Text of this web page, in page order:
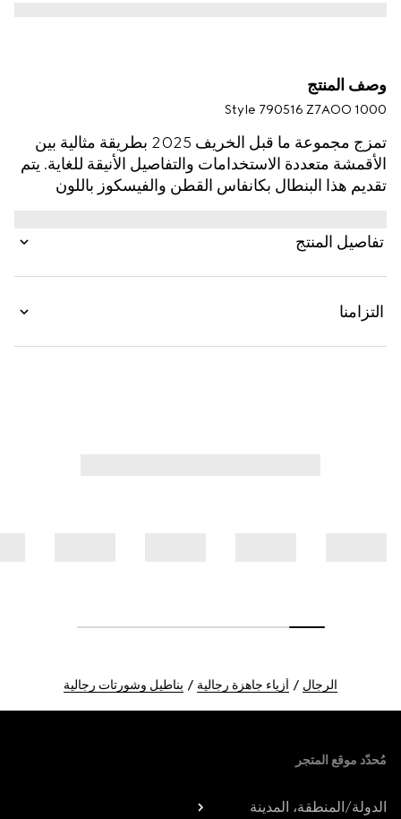
وصف المنتج
Style ‎790516 Z7AOO 1000
تمزج مجموعة ما قبل الخريف 2025 بطريقة مثالية بين
الأقمشة متعددة الاستخدامات والتفاصيل الأنيقة للغاية. يتم
تقديم هذا البنطال بكانفاس القطن والفيسكوز باللون
تفاصيل المنتج
التزامنا
الرجال أزياء جاهزة رجالية بناطيل وشورتات رجالية
مُحدّد موقع المتجر
الدولة/المنطقة، المدينة